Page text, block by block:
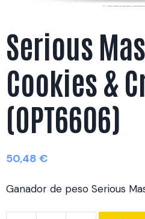
Serious
Cookies &
(OPT6606)
50,48 €
Ganador de peso Serious